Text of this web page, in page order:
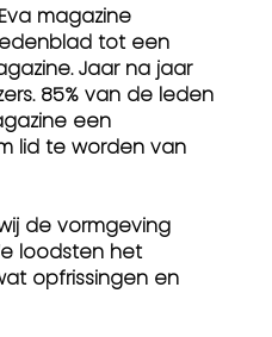
magazine
tot een
Jaar na jaar
85% van de leden
een
lid te worden van
de vormgeving
loodsten het
opfrissingen en